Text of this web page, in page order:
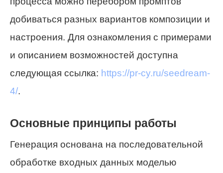
добиваться разных вариантов композиции и
настроения. Для ознакомления с примерами
и описанием возможностей доступна
следующая ссылка: https://pr-cy.ru/seedream-
4/.
Основные принципы работы
Генерация основана на последовательной
обработке входных данных моделью